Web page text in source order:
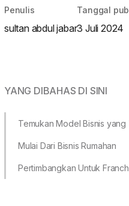
Penulis
sultan abdul jabar
Tanggal
3 Juli 2024
YANG DIBAHAS DI SINI
Temukan Model Bisnis yang
Mulai Dari Bisnis Rumahan
Pertimbangkan Untuk